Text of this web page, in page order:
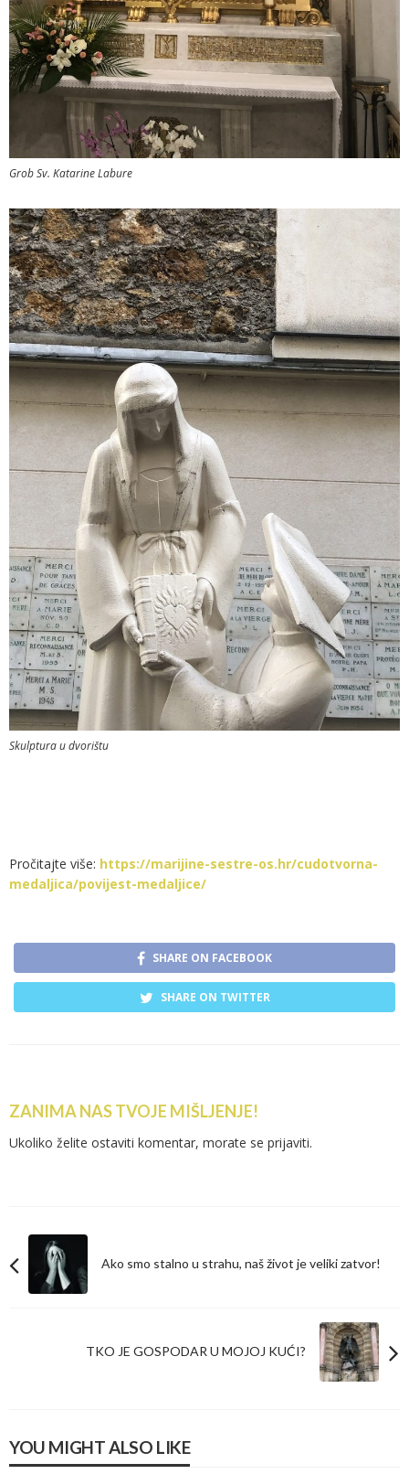
Grob Sv. Katarine Labure
Skulptura u dvorištu
Pročitajte više: https://marijine-sestre-os.hr/cudotvorna-
medaljica/povijest-medaljice/
SHARE ON FACEBOOK
SHARE ON TWITTER
ZANIMA NAS TVOJE MIŠLJENJE!
Ukoliko želite ostaviti komentar, morate se prijaviti.
Ako smo stalno u strahu, naš život je veliki zatvor!
TKO JE GOSPODAR U MOJOJ KUĆI?
YOU MIGHT ALSO LIKE